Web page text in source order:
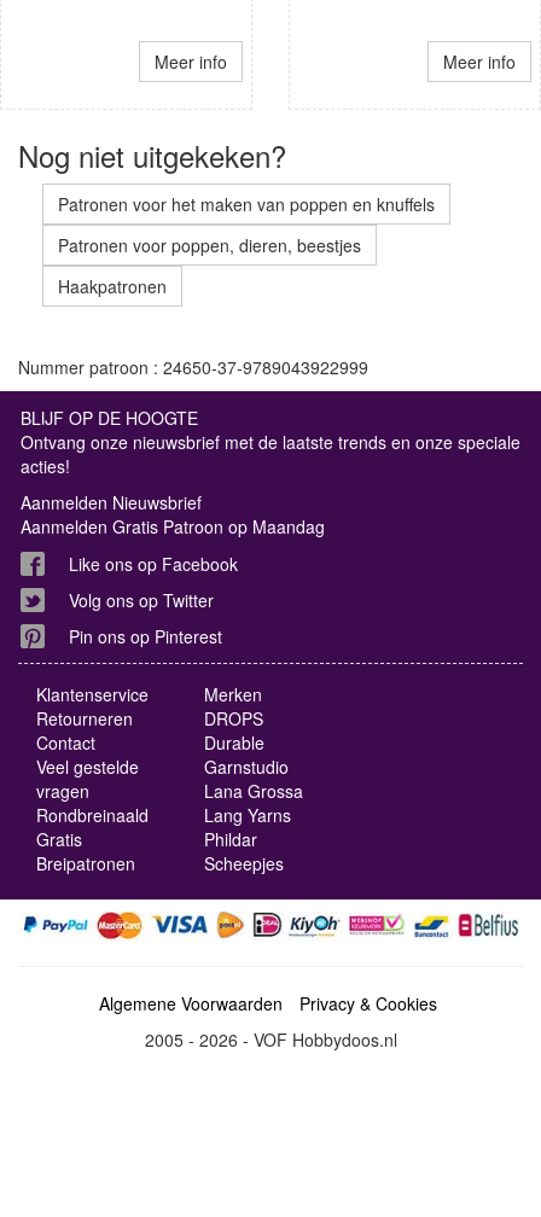
Meer info Meer info
Nog niet uitgekeken?
Patronen voor het maken van poppen en knuffels
Patronen voor poppen, dieren, beestjes
Haakpatronen
Nummer patroon : 24650-37-9789043922999
BLIJF OP DE HOOGTE
Ontvang onze nieuwsbrief met de laatste trends en onze speciale
acties!
Aanmelden Nieuwsbrief
Aanmelden Gratis Patroon op Maandag
Like ons op Facebook
Volg ons op Twitter
Pin ons op Pinterest
Klantenservice
Retourneren
Contact
Veel gestelde
vragen
Rondbreinaald
Gratis
Breipatronen
Merken
DROPS
Durable
Garnstudio
Lana Grossa
Lang Yarns
Phildar
Scheepjes
Algemene Voorwaarden
Privacy & Cookies
2005 - 2026 - VOF Hobbydoos.nl